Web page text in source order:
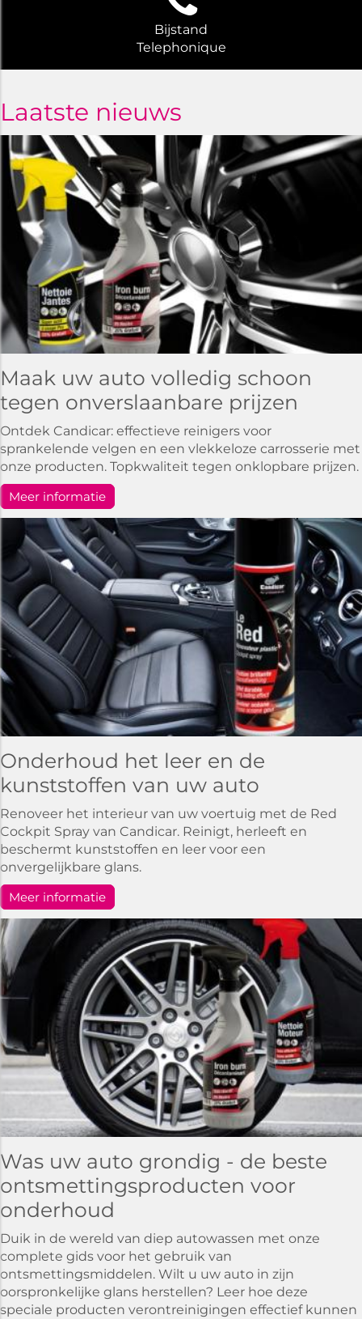
Bijstand
Telephonique
Laatste nieuws
Maak uw auto volledig schoon
tegen onverslaanbare prijzen
Ontdek Candicar: effectieve reinigers voor
sprankelende velgen en een vlekkeloze carrosserie met
onze producten. Topkwaliteit tegen onklopbare prijzen.
Meer informatie
Onderhoud het leer en de
kunststoffen van uw auto
Renoveer het interieur van uw voertuig met de Red
Cockpit Spray van Candicar. Reinigt, herleeft en
beschermt kunststoffen en leer voor een
onvergelijkbare glans.
Meer informatie
Was uw auto grondig - de beste
ontsmettingsproducten voor
onderhoud
Duik in de wereld van diep autowassen met onze
complete gids voor het gebruik van
ontsmettingsmiddelen. Wilt u uw auto in zijn
oorspronkelijke glans herstellen? Leer hoe deze
speciale producten verontreinigingen effectief kunnen